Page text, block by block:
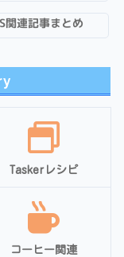
関連記事まとめ
Taskerレシピ
コーヒー関連